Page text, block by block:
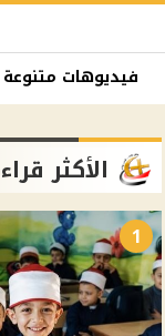
فيديوهات متنوعة
الأكثر
1